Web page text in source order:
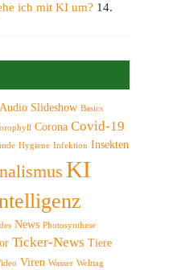
ich mit KI um? 14.
Audio Slideshow Basics
Corona Covid-19
Hygiene Infektion Insekten
KI
News Photosynthese
Ticker-News Tiere
Viren Wasser Welttag